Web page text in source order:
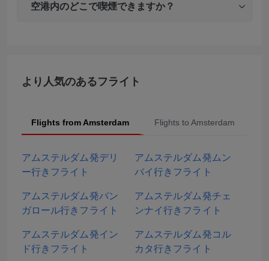
空港内のどこで喫煙できますか？
より人気のあるフライト
Flights from Amsterdam Flights to Amsterdam
アムステルダム発デリ
ー行きフライト
アムステルダム発ムン
バイ行きフライト
アムステルダム発バン
ガロール行きフライト
アムステルダム発チェ
ンナイ行きフライト
アムステルダム発イン
ド行きフライト
アムステルダム発コル
カタ行きフライト